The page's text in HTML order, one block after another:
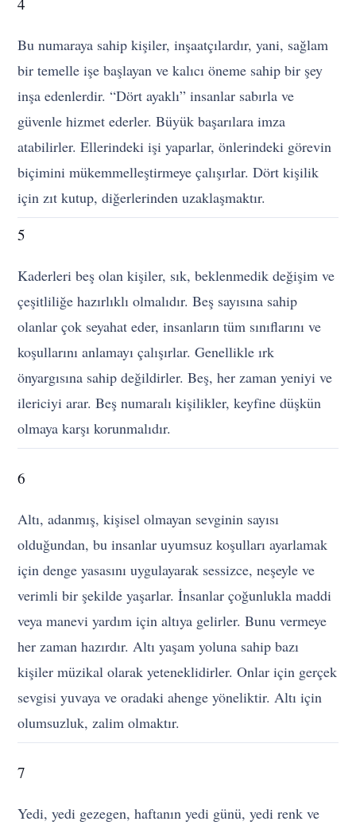
Bu numaraya sahip kişiler, inşaatçılardır, yani, sağlam
bir temelle işe başlayan ve kalıcı öneme sahip bir şey
inşa edenlerdir. “Dört ayaklı” insanlar sabırla ve
güvenle hizmet ederler. Büyük başarılara imza
atabilirler. Ellerindeki işi yaparlar, önlerindeki görevin
biçimini mükemmelleştirmeye çalışırlar. Dört kişilik
için zıt kutup, diğerlerinden uzaklaşmaktır.
5
Kaderleri beş olan kişiler, sık, beklenmedik değişim ve
çeşitliliğe hazırlıklı olmalıdır. Beş sayısına sahip
olanlar çok seyahat eder, insanların tüm sınıflarını ve
koşullarını anlamayı çalışırlar. Genellikle ırk
önyargısına sahip değildirler. Beş, her zaman yeniyi ve
ilericiyi arar. Beş numaralı kişilikler, keyfine düşkün
olmaya karşı korunmalıdır.
6
Altı, adanmış, kişisel olmayan sevginin sayısı
olduğundan, bu insanlar uyumsuz koşulları ayarlamak
için denge yasasını uygulayarak sessizce, neşeyle ve
verimli bir şekilde yaşarlar. İnsanlar çoğunlukla maddi
veya manevi yardım için altıya gelirler. Bunu vermeye
her zaman hazırdır. Altı yaşam yoluna sahip bazı
kişiler müzikal olarak yeteneklidirler. Onlar için gerçek
sevgisi yuvaya ve oradaki ahenge yöneliktir. Altı için
olumsuzluk, zalim olmaktır.
7
Yedi, yedi gezegen, haftanın yedi günü, yedi renk ve